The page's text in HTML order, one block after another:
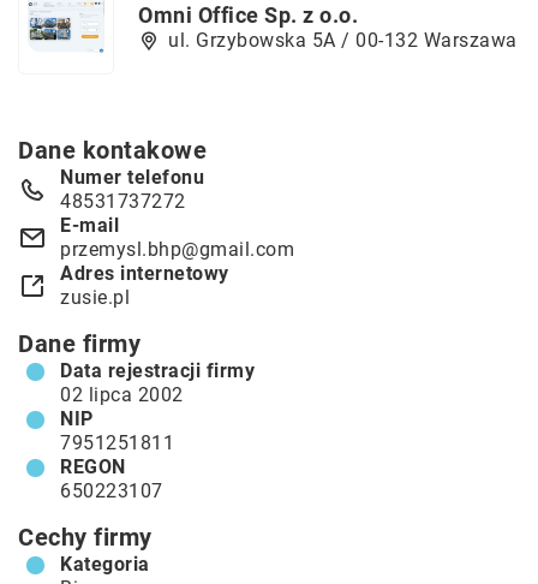
Omni Office Sp. z o.o.
ul. Grzybowska 5A / 00-132 Warszawa
Dane kontakowe
Numer telefonu
48531737272
E-mail
przemysl.bhp@gmail.com
Adres internetowy
zusie.pl
Dane firmy
Data rejestracji firmy
02 lipca 2002
NIP
7951251811
REGON
650223107
Cechy firmy
Kategoria